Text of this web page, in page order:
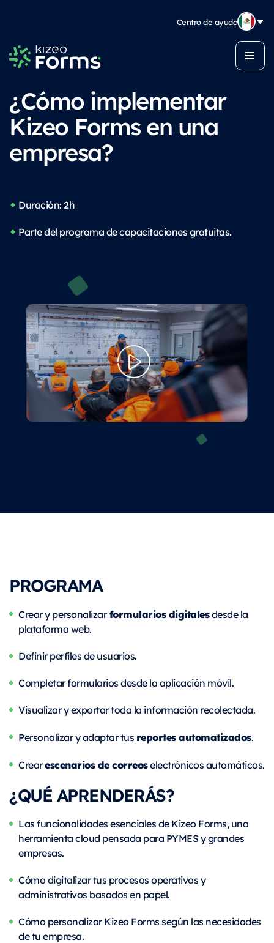
Centro de ayuda
¿Cómo implementar
Kizeo Forms en una
empresa?
Duración: 2h
Parte del programa de capacitaciones gratuitas.
PROGRAMA
Crear y personalizarformularios digitalesdesde la
plataforma web.
Definir perfiles de usuarios.
Completar formularios desde la aplicación móvil.
Visualizar y exportar toda la información recolectada.
Personalizar y adaptar tus reportes automatizados.
Crearescenarios de correoselectrónicos automáticos.
¿QUÉ APRENDERÁS?
Las funcionalidades esenciales de Kizeo Forms, una
herramienta cloud pensada para PYMES y grandes
empresas.
Cómo digitalizar tus procesos operativos y
administrativos basados en papel.
Cómo personalizar Kizeo Forms según las necesidades
de tu empresa.